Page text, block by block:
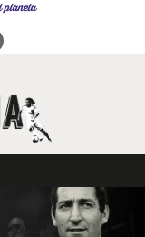
planeta